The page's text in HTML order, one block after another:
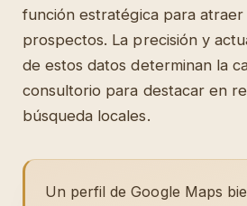
función estratégica para
prospectos. La precisión y
de estos datos determinan la
consultorio para destacar en
búsqueda locales.
Un perfil de Google Maps